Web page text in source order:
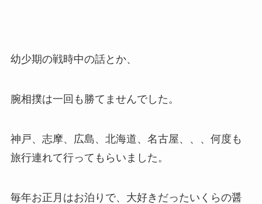
幼少期の戦時中の話とか、
腕相撲は一回も勝てませんでした。
神戸、志摩、広島、北海道、名古屋、、、何度も
旅行連れて行ってもらいました。
毎年お正月はお泊りで、大好きだったいくらの醤